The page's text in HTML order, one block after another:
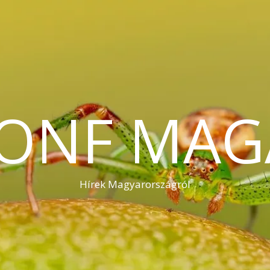
Hírek Magyarországról